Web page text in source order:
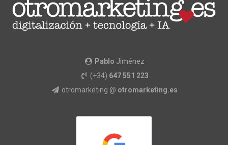
Pablo Jiménez
(+34) 647 551 223
otromarketing @ otromarketing.es